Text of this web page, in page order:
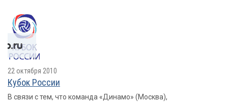
22 октября 2010
Кубок России
В связи с тем, что команда «Динамо» (Москва),